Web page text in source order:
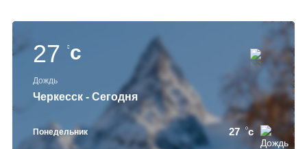
27 c
Дождь
Черкесск - Сегодня
Понедельник 27 c